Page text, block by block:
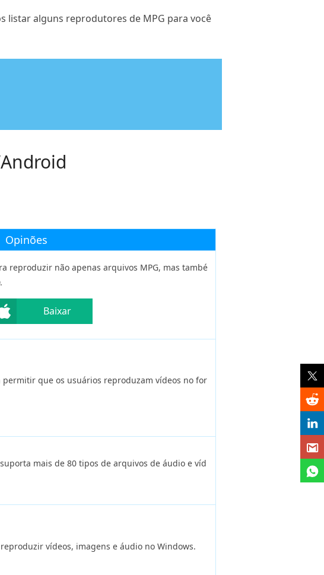
listar alguns reprodutores de MPG para você
Opinões
reproduzir não apenas arquivos MPG, mas també
Baixar
que os usuários reproduzam vídeos no for
mais de 80 tipos de arquivos de áudio e víd
vídeos, imagens e áudio no Windows.